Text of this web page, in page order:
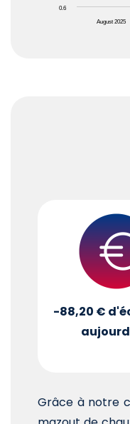
August 2025
0.6
-88,20 €
Grâce à notre